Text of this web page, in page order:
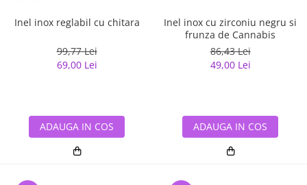
Inel inox reglabil cu chitara
99,77 Lei
69,00 Lei
ADAUGA IN COS
Inel inox cu zirconiu negru si
frunza de Cannabis
86,43 Lei
49,00 Lei
ADAUGA IN COS